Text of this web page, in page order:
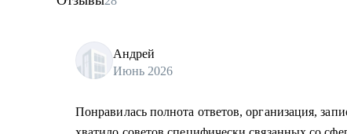
Андрей
Июнь 2026
Понравилась полнота ответов, организация,